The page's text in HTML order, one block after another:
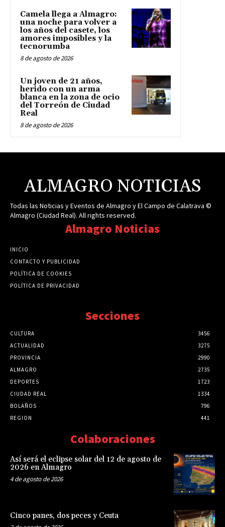
Camela llega a Almagro:
una noche para volver a
los años del casete, los
amores imposibles y la
tecnorumba
8 de agosto de 2026
Un joven de 21 años,
herido con un arma
blanca en la zona de ocio
del Torreón de Ciudad
Real
8 de agosto de 2026
ALMAGRO NOTICIAS
Todas las Noticias y Eventos de Almagro y El Campo de Calatrava ©
Almagro (Ciudad Real). All rights reserved.
Almagro Noticias
INICIO
CONTACTO Y PUBLICIDAD
POLÍTICA DE COOKIES
POLÍTICA DE PRIVACIDAD
Secciones
CULTURA
3456
ACTUALIDAD
3275
PROVINCIA
2990
ALMAGRO
2735
DEPORTES
1723
CIUDAD REAL
1334
BOLAÑOS
796
REGION
441
Colaboraciones
Así será el eclipse solar del 12 de agosto de
2026 en Almagro
4 de agosto de 2026
Cinco panes, dos peces y Ceuta